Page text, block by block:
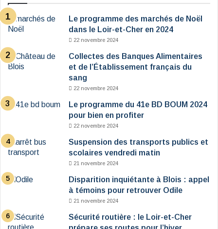
Le programme des marchés de Noël
dans le Loir-et-Cher en 2024
22 novembre 2024
Collectes des Banques Alimentaires
et de l’Établissement français du
sang
22 novembre 2024
Le programme du 41e BD BOUM 2024
pour bien en profiter
22 novembre 2024
Suspension des transports publics et
scolaires vendredi matin
21 novembre 2024
Disparition inquiétante à Blois : appel
à témoins pour retrouver Odile
21 novembre 2024
Sécurité routière : le Loir-et-Cher